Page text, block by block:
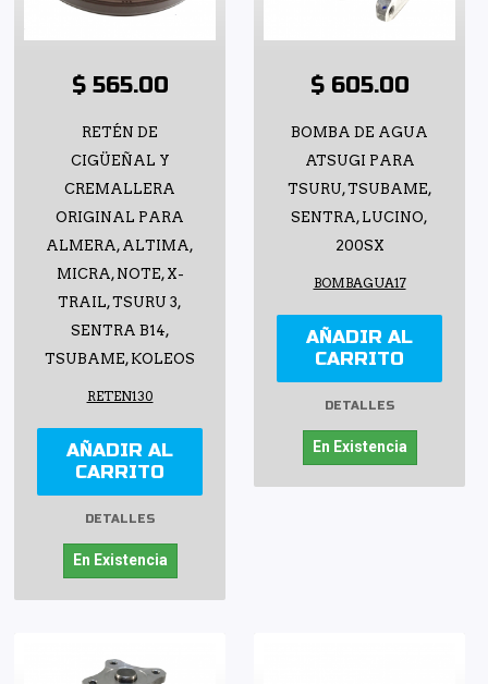
$ 565.00
RETÉN DE
CIGÜEÑAL Y
CREMALLERA
ORIGINAL PARA
ALMERA, ALTIMA,
MICRA, NOTE, X-
TRAIL, TSURU 3,
SENTRA B14,
TSUBAME, KOLEOS
RETEN130
AÑADIR AL
CARRITO
DETALLES
En Existencia
$ 605.00
BOMBA DE AGUA
ATSUGI PARA
TSURU, TSUBAME,
SENTRA, LUCINO,
200SX
BOMBAGUA17
AÑADIR AL
CARRITO
DETALLES
En Existencia